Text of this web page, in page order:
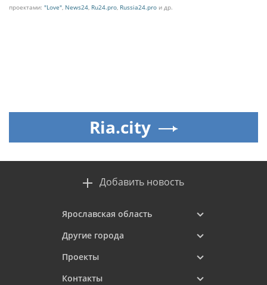
проектами: "Love", News24, Ru24.pro, Russia24.pro и др.
Ria.city
Добавить новость
Ярославская область
Другие города
Проекты
Контакты